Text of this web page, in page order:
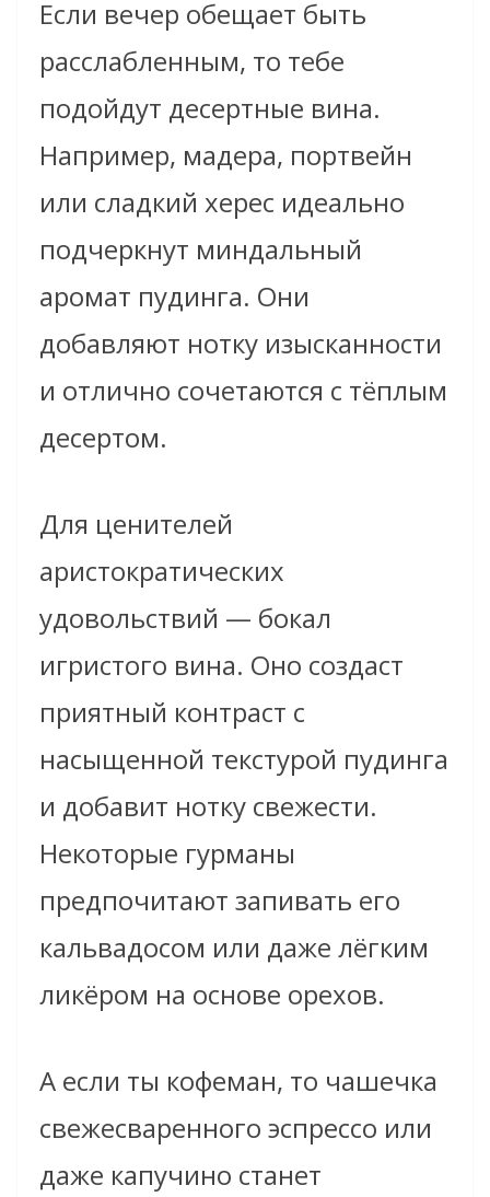
Если вечер обещает быть
расслабленным, то тебе
подойдут десертные вина.
Например, мадера, портвейн
или сладкий херес идеально
подчеркнут миндальный
аромат пудинга. Они
добавляют нотку изысканности
и отлично сочетаются с тёплым
десертом.
Для ценителей
аристократических
удовольствий — бокал
игристого вина. Оно создаст
приятный контраст с
насыщенной текстурой пудинга
и добавит нотку свежести.
Некоторые гурманы
предпочитают запивать его
кальвадосом или даже лёгким
ликёром на основе орехов.
А если ты кофеман, то чашечка
свежесваренного эспрессо или
даже капучино станет